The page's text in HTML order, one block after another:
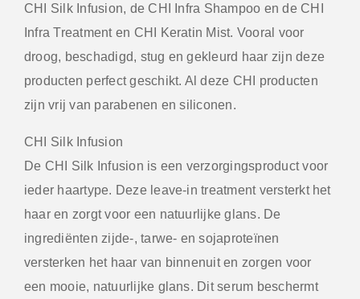
CHI Silk Infusion, de CHI Infra Shampoo en de CHI
Infra Treatment en CHI Keratin Mist. Vooral voor
droog, beschadigd, stug en gekleurd haar zijn deze
producten perfect geschikt. Al deze CHI producten
zijn vrij van parabenen en siliconen.
CHI Silk Infusion
De CHI Silk Infusion is een verzorgingsproduct voor
ieder haartype. Deze leave-in treatment versterkt het
haar en zorgt voor een natuurlijke glans. De
ingrediënten zijde-, tarwe- en sojaproteïnen
versterken het haar van binnenuit en zorgen voor
een mooie, natuurlijke glans. Dit serum beschermt